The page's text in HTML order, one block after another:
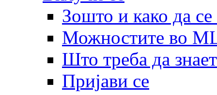
Зошто и како да
Можностите во
Што треба да
Пријави се